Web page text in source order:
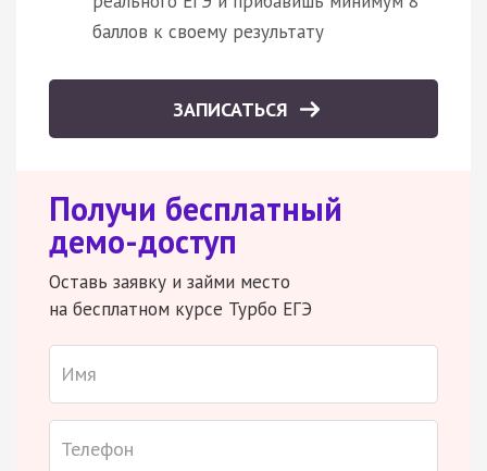
баллов к своему результату
ЗАПИСАТЬСЯ
Получи бесплатный
демо-доступ
Оставь заявку и займи место
на бесплатном курсе Турбо ЕГЭ